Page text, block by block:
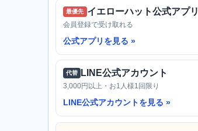
最優先 イエローハット公式アプリ
会員登録で受け取れる
公式アプリを見る
代替 LINE公式アカウント
3,000円以上・お1人様1回限り
LINE公式アカウントを見る